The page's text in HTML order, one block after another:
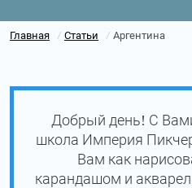
Главная / Статьи / Аргентина
Добрый день! С
школа Империя
Вам как
карандашом и